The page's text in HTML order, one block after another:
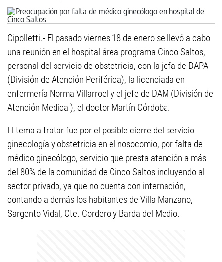
Cipolletti.- El pasado viernes 18 de enero se llevó a cabo
una reunión en el hospital área programa Cinco Saltos,
personal del servicio de obstetricia, con la jefa de DAPA
(División de Atención Periférica), la licenciada en
enfermería Norma Villarroel y el jefe de DAM (División de
Atención Medica ), el doctor Martín Córdoba.
El tema a tratar fue por el posible cierre del servicio
ginecología y obstetricia en el nosocomio, por falta de
médico ginecólogo, servicio que presta atención a más
del 80% de la comunidad de Cinco Saltos incluyendo al
sector privado, ya que no cuenta con internación,
contando a demás los habitantes de Villa Manzano,
Sargento Vidal, Cte. Cordero y Barda del Medio.